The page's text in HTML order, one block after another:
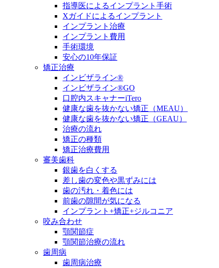
指導医によるインプラント手術
Xガイドによるインプラント
インプラント治療
インプラント費用
手術環境
安心の10年保証
矯正治療
インビザライン®
インビザライン®GO
口腔内スキャナーiTero
健康な歯を抜かない矯正（MEAU）
健康な歯を抜かない矯正（GEAU）
治療の流れ
矯正の種類
矯正治療費用
審美歯科
銀歯を白くする
差し歯の変色や黒ずみには
歯の汚れ・着色には
前歯の隙間が気になる
インプラント+矯正+ジルコニア
咬み合わせ
顎関節症
顎関節治療の流れ
歯周病
歯周病治療